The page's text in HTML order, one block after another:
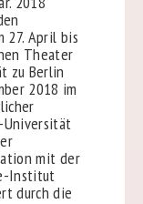
27. April bis
Theater
zu Berlin
2018 im
Universität
mit der
Institut
durch die